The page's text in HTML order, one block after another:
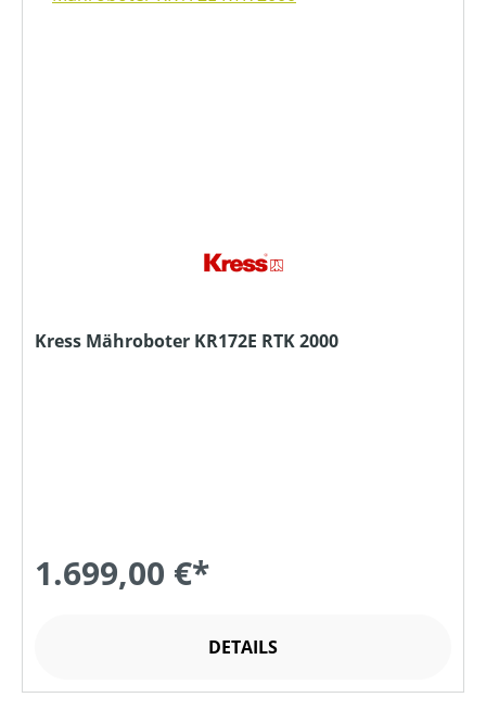
Kress Mähroboter KR172E RTK 2000
1.699,00 €*
DETAILS